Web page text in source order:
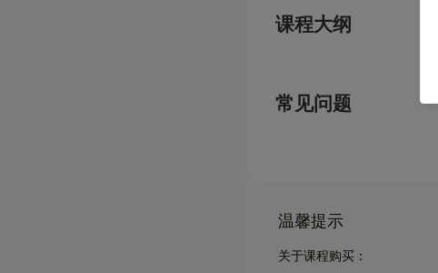
课程大纲
常见问题
温馨提示
关于课程购买：